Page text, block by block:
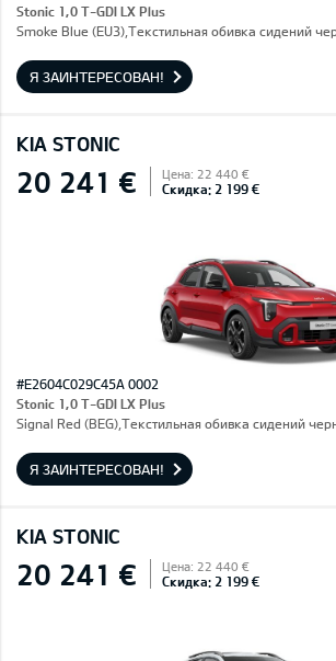
Stonic 1,0 T-GDI LX Plus
Smoke Blue (EU3),Текстильная обивка сидений
Я ЗАИНТЕРЕСОВАН!
KIA STONIC
20 241 € Цена: 22 440 €
Скидка: 2 199 €
#E2604C029C45A 0002
Stonic 1,0 T-GDI LX Plus
Signal Red (BEG),Текстильная обивка сидений
Я ЗАИНТЕРЕСОВАН!
KIA STONIC
20 241 € Цена: 22 440 €
Скидка: 2 199 €